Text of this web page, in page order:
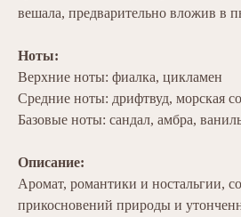
вешала, предварительно вложив в
Ноты:
Верхние ноты: фиалка, цикламен
Средние ноты: дрифтвуд, морская
Базовые ноты: сандал, амбра,
Описание:
Аромат, романтики и ностальгии,
прикосновений природы и